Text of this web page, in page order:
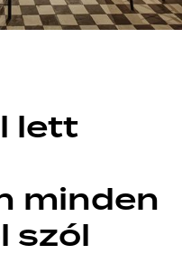
branding
lett
minden
szól